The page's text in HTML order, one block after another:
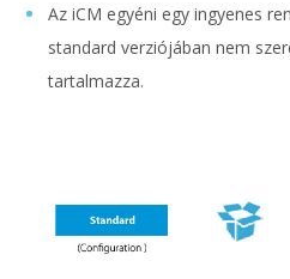
Az iCM egyéni egy ingyenes
standard verziójában nem
tartalmazza.